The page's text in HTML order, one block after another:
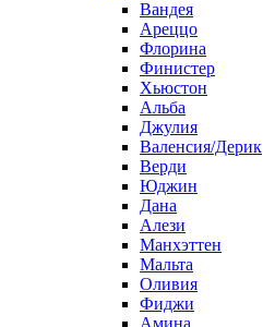
Вандея
Ареццо
Флорина
Финистер
Хьюстон
Альба
Джулия
Валенсия/Дерик
Верди
Юджин
Дана
Алези
Манхэттен
Мальта
Оливия
Фиджи
Амина